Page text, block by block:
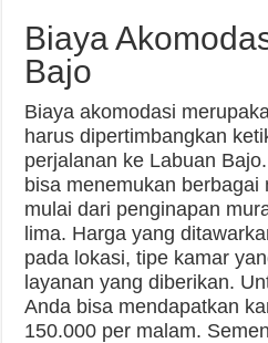
Biaya
Bajo
Biaya akomodasi
harus dipertimbangkan
perjalanan ke Labuan
bisa menemukan berbagai
mulai dari penginapan
lima. Harga yang
pada lokasi, tipe kamar
layanan yang diberikan.
Anda bisa mendapatkan
150.000 per malam.